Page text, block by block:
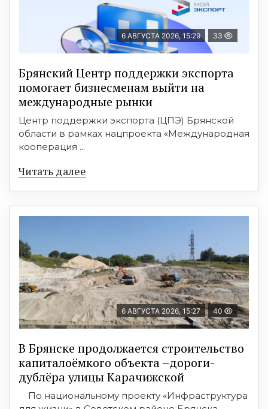
6 АВГУСТА 2026, 15:29 33
Брянский Центр поддержки экспорта
помогает бизнесменам выйти на
международные рынки
Центр поддержки экспорта (ЦПЭ) Брянской
области в рамках нацпроекта «Международная
кооперация ...
Читать далее
6 АВГУСТА 2026, 15:27 40
В Брянске продолжается строительство
капиталоёмкого объекта –дороги-
дублёра улицы Карачижской
По национальному проекту «Инфраструктура